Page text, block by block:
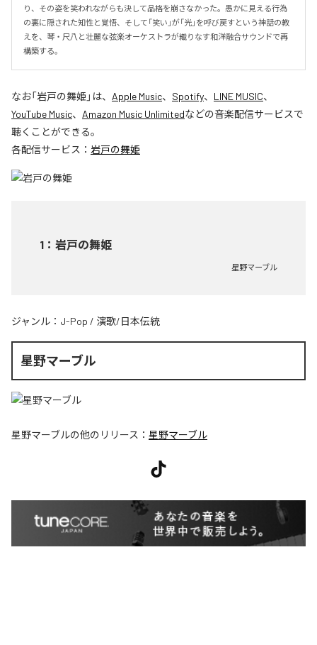
り、その姿を笑われながらも決して品格を崩さなかった。愚かに見える行為
の裏に隠された知性と覚悟、そして「笑い」が「光」を呼び戻すという神話の教
えを、琴・尺八と壮麗な弦楽オーケストラが織りなす和洋融合サウンドで再
構築する。
なお「岩戸の舞姫 」は、 Apple Music、 Spotify、 LINE MUSIC、
YouTube Music、 Amazon Music Unlimitedなどの音楽配信サービスで
聴くことができる。
各配信サービス： 岩戸の舞姫
1 ： 岩戸の舞姫
星野マーブル
ジャンル： J-Pop / 演歌/日本伝統
星野マーブル
星野マーブルの他のリリース： 星野マーブル